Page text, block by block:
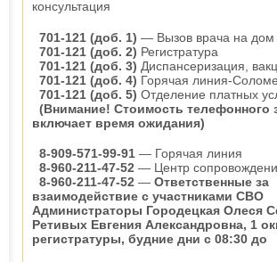
консультация
701-121 (доб. 1) — Вызов врача на дом
701-121 (доб. 2) Регистратура
701-121 (доб. 3) Диспансеризация,
701-121 (доб. 4) Горячая линия-
701-121 (доб. 5) Отделение платных
(Внимание! Стоимость телефонного
включает время ожидания)
8-909-571-99-91 — Горячая линия
8-960-211-47-52 — Центр
8-960-211-47-52 — Ответственные за
взаимодействие с участниками СВО
Администраторы Городецкая Олеся
Ретивых Евгения Александровна, 1
регистратуры, будние дни с 08:30